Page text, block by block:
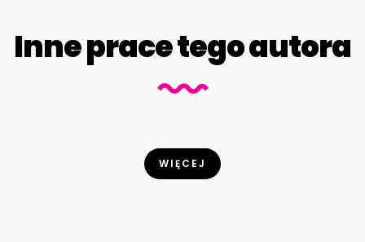
Inne prace tego autora
WIĘCEJ